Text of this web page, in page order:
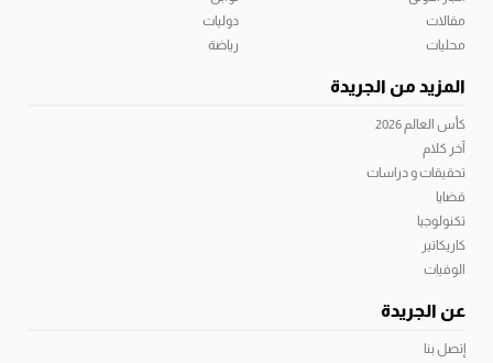
مقالات
محليات
دوليات
رياضة
المزيد من الجريدة
كأس العالم 2026
آخر كلام
تحقيقات و دراسات
قضايا
تكنولوجيا
كاريكاتير
الوفيات
عن الجريدة
إتصل بنا